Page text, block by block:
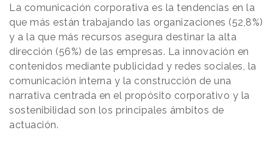
La comunicación corporativa es la tendencias en la
que más están trabajando las organizaciones (52,8%)
y a la que más recursos asegura destinar la alta
dirección (56%) de las empresas. La innovación en
contenidos mediante publicidad y redes sociales, la
comunicación interna y la construcción de una
narrativa centrada en el propósito corporativo y la
sostenibilidad son los principales ámbitos de
actuación.